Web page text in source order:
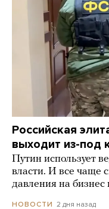
Российская
выходит из-под
Путин использует
власти. И все чаще
давления на
НОВОСТИ 2 дня назад